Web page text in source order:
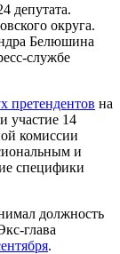
депутата.
округа.
Белюшина
службе
претендентов на
участие 14
комиссии
и
специфики
должность
глава
.